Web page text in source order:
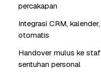
percakapan
Integrasi CRM,
otomatis
Handover mulus ke
sentuhan personal